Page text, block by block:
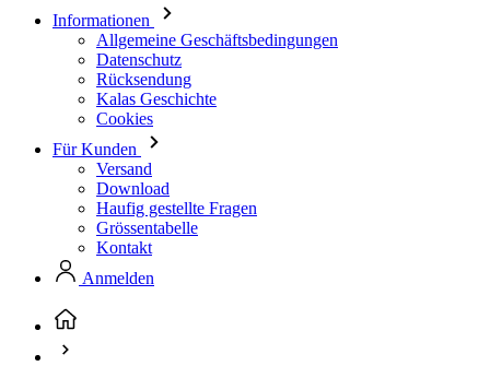
Informationen
Allgemeine Geschäftsbedingungen
Datenschutz
Rücksendung
Kalas Geschichte
Cookies
Für Kunden
Versand
Download
Haufig gestellte Fragen
Grössentabelle
Kontakt
Anmelden